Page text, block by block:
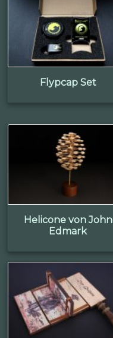
Flypcap Set
Helicone von John
Edmark